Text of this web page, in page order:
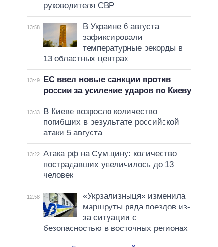
руководителя СВР
13:58
В Украине 6 августа
зафиксировали
температурные рекорды в
13 областных центрах
13:49
ЕС ввел новые санкции против
россии за усиление ударов по Киеву
13:33
В Киеве возросло количество
погибших в результате российской
атаки 5 августа
13:22 Атака рф на Сумщину: количество
пострадавших увеличилось до 13
человек
12:58
«Укрзализныця» изменила
маршруты ряда поездов из-
за ситуации с
безопасностью в восточных регионах